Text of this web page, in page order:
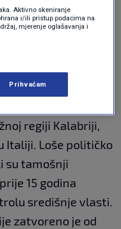
bi mogao biti
nesreće" te da
ne putuju, ne
BBC.
regiji Kalabriji,
Italiji. Loše političko
su tamošnji
15 godina
središnje vlasti.
zatvoreno je od
Aktivno skeniranje
i/ili pristup podacima na
mjerenje oglašavanja i
Prihvaćam